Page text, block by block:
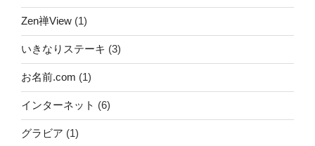
Zen禅View (1)
いきなりステーキ (3)
お名前.com (1)
インターネット (6)
グラビア (1)